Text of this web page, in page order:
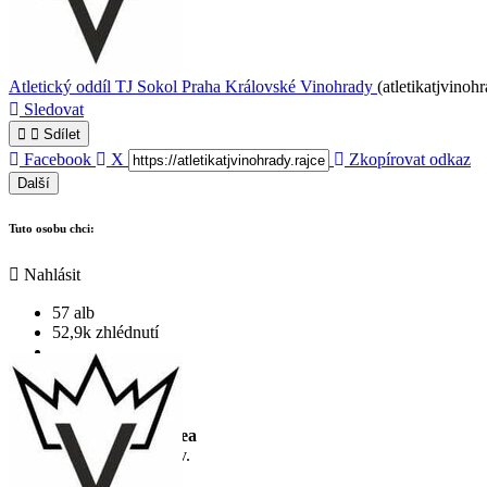
Atletický oddíl TJ Sokol Praha Královské Vinohrady
Sledovat
Sdílet
Facebook X Zkopírovat odkaz
Další
Tuto osobu chci:
Nahlásit
57 alb
52,9k zhlédnutí
Náš tip
Objevte možnosti videa
Fotka vydá za tisíc slov.
A co teprve video?